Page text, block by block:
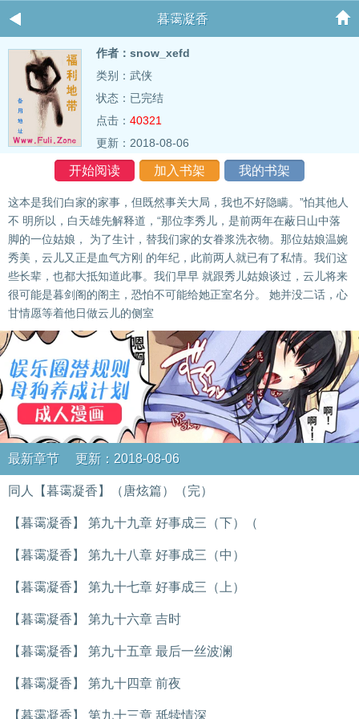
暮霭凝香
作者：snow_xefd
类别：武侠
状态：已完结
点击： 40321
更新：2018-08-06
开始阅读 加入书架 我的书架
这本是我们白家的家事，但既然事关大局，我也不好隐瞒。”怕其他人
不 明所以，白天雄先解释道，“那位李秀儿，是前两年在蔽日山中落
脚的一位姑娘， 为了生计，替我们家的女眷浆洗衣物。那位姑娘温婉
秀美，云儿又正是血气方刚 的年纪，此前两人就已有了私情。我们这
些长辈，也都大抵知道此事。我们早早 就跟秀儿姑娘谈过，云儿将来
很可能是暮剑阁的阁主，恐怕不可能给她正室名分。 她并没二话，心
甘情愿等着他日做云儿的侧室
最新章节 更新：2018-08-06
同人【暮霭凝香】（唐炫篇）（完）
【暮霭凝香】 第九十九章 好事成三（下）（
【暮霭凝香】 第九十八章 好事成三（中）
【暮霭凝香】 第九十七章 好事成三（上）
【暮霭凝香】 第九十六章 吉时
【暮霭凝香】 第九十五章 最后一丝波澜
【暮霭凝香】 第九十四章 前夜
【暮霭凝香】 第九十三章 舐犊情深